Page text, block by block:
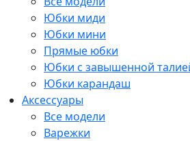
Юбки миди
Юбки мини
Прямые юбки
Юбки с завышенной
Юбки карандаш
Аксессуары
Все модели
Варежки